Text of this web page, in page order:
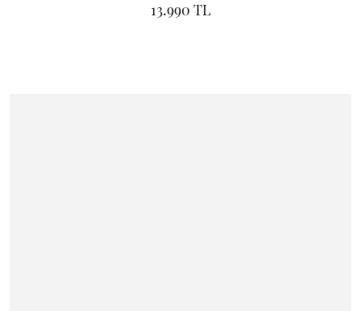
13.990 TL